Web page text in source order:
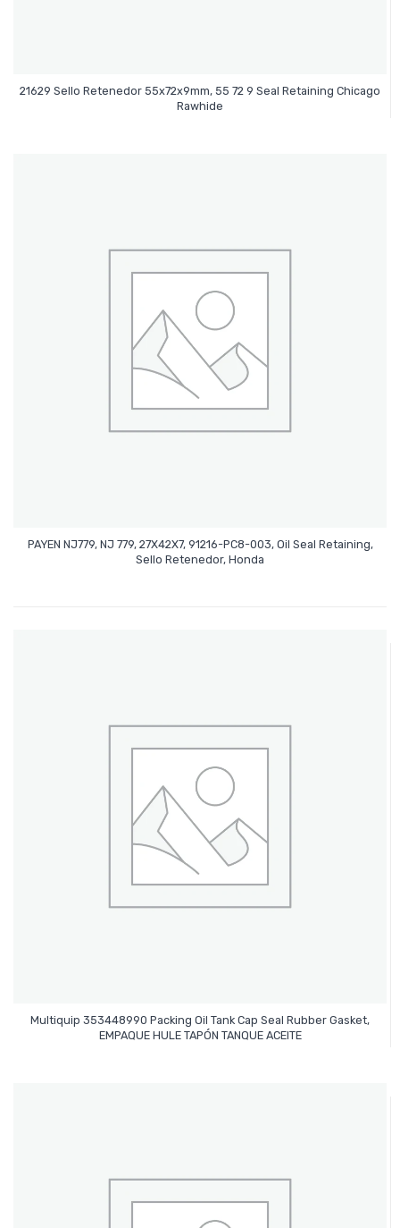
21629 Sello Retenedor 55x72x9mm, 55 72 9 Seal Retaining Chicago
Rawhide
Leer Más
PAYEN NJ779, NJ 779, 27X42X7, 91216-PC8-003, Oil Seal Retaining,
Sello Retenedor, Honda
Leer Más
Multiquip 353448990 Packing Oil Tank Cap Seal Rubber Gasket,
EMPAQUE HULE TAPÓN TANQUE ACEITE
Leer Más